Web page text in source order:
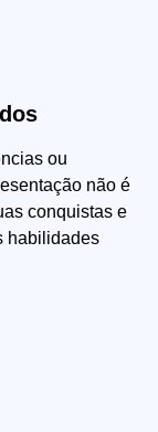
ou
não é
conquistas e
habilidades